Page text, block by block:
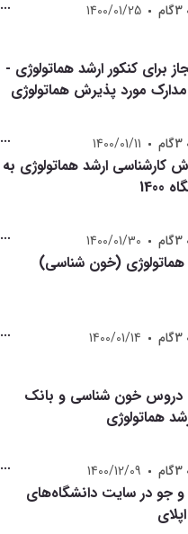
1400/01/25
برای کنکور ارشد هماتولوژی -
مورد پذیرش هماتولوژی
1400/01/11
کارشناسی ارشد هماتولوژی به
1400/01/30
هماتولوژی (خون شناسی)
1400/01/14
دروس خون شناسی و بانک
هماتولوژی
1400/12/09
در سایت دانشگاه‌های